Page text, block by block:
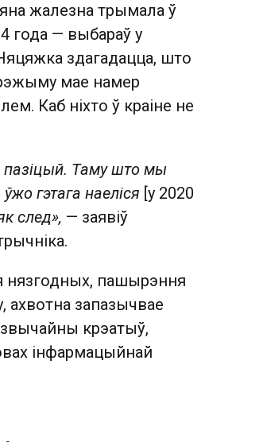
жалезна трымала ў
года — выбараў у
здагадацца, што
мае намер
Каб ніхто ў краіне не
пазіцый. Таму што мы
гэтага наеліся [у 2020
след», — заявіў
нязгодных, пашырэння
ахвотна запазычвае
крэатыў,
інфармацыйнай